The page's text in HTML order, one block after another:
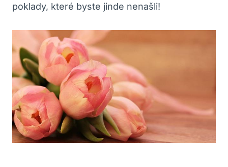
poklady, které byste jinde nenašli!